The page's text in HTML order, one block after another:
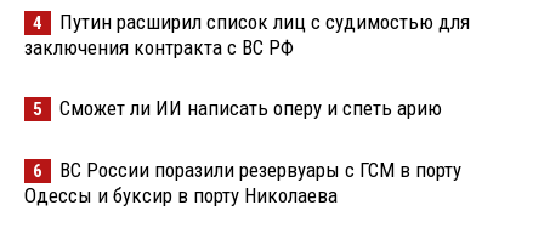
4
Путин расширил список лиц с судимостью для
заключения контракта с ВС РФ
5 Сможет ли ИИ написать оперу и спеть арию
6
ВС России поразили резервуары с ГСМ в порту
Одессы и буксир в порту Николаева